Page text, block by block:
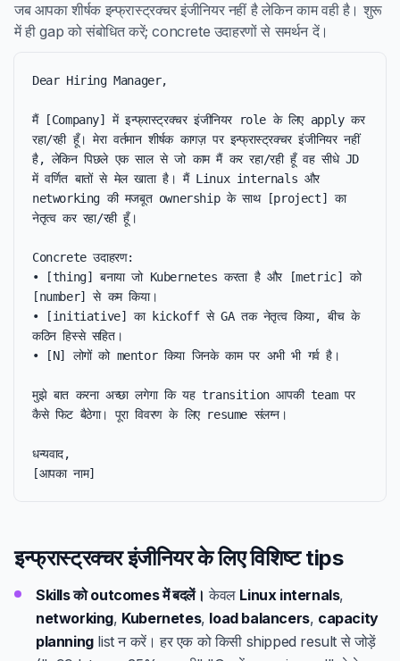
जब आपका शीर्षक इन्फ्रास्ट्रक्चर इंजीनियर नहीं है लेकिन काम वही है। शुरू
में ही gap को संबोधित करें; concrete उदाहरणों से समर्थन दें।
Dear Hiring Manager,
मैं [Company] में इन्फ्रास्ट्रक्चर इंजीनियर role के लिए apply कर
रहा/रही हूँ। मेरा वर्तमान शीर्षक कागज़ पर इन्फ्रास्ट्रक्चर इंजीनियर नहीं
है, लेकिन पिछले एक साल से जो काम मैं कर रहा/रही हूँ वह सीधे JD
में वर्णित बातों से मेल खाता है। मैं Linux internals और
networking की मजबूत ownership के साथ [project] का
नेतृत्व कर रहा/रही हूँ।
Concrete उदाहरण:
• [thing] बनाया जो Kubernetes करता है और [metric] को
[number] से कम किया।
• [initiative] का kickoff से GA तक नेतृत्व किया, बीच के
कठिन हिस्से सहित।
• [N] लोगों को mentor किया जिनके काम पर अभी भी गर्व है।
मुझे बात करना अच्छा लगेगा कि यह transition आपकी team पर
कैसे फिट बैठेगा। पूरा विवरण के लिए resume संलग्न।
धन्यवाद,
[आपका नाम]
इन्फ्रास्ट्रक्चर इंजीनियर के लिए विशिष्ट tips
Skills को outcomes में बदलें। केवल Linux internals,
networking, Kubernetes, load balancers, capacity
planninglist न करें। हर एक को किसी shipped result से जोड़ें